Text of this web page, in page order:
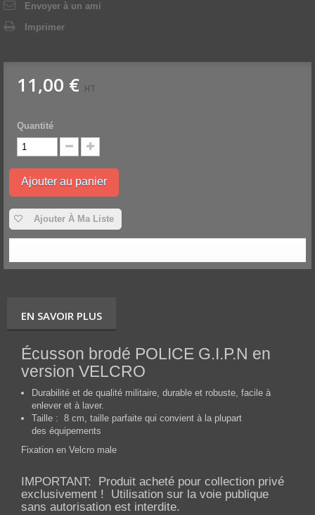
Envoyer à un ami
Imprimer
11,00 € HT
Quantité
Ajouter au panier
Ajouter À Ma Liste
EN SAVOIR PLUS
Écusson brodé POLICE G.I.P.N en
version VELCRO
Durabilité et de qualité militaire, durable et robuste, facile à
enlever et à laver.
Taille : 8 cm, taille parfaite qui convient à la plupart
des équipements
Fixation en Velcro male
IMPORTANT: Produit acheté pour collection privé
exclusivement ! Utilisation sur la voie publique
sans autorisation est interdite.